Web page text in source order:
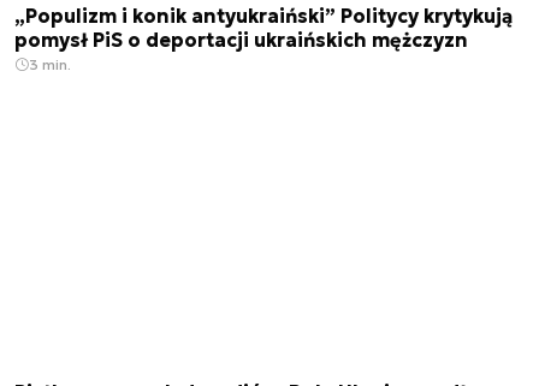
„Populizm i konik antyukraiński” Politycy krytykują
pomysł PiS o deportacji ukraińskich mężczyzn
3 min.